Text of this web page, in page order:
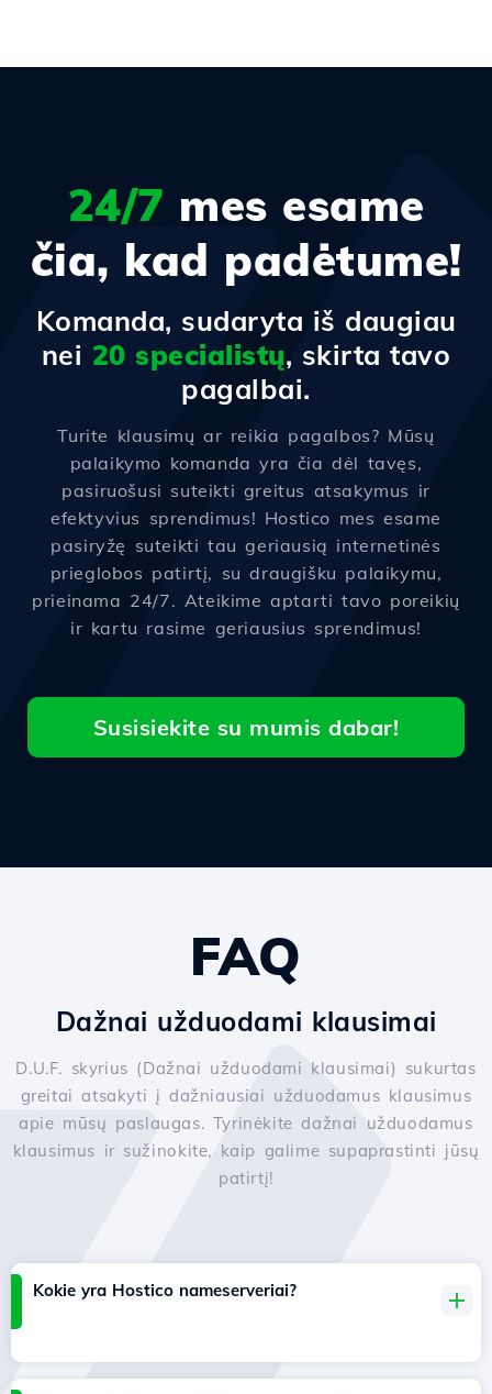
24/7 mes esame
čia, kad padėtume!
Komanda, sudaryta iš daugiau
nei 20 specialistų, skirta tavo
pagalbai.
Turite klausimų ar reikia pagalbos? Mūsų
palaikymo komanda yra čia dėl tavęs,
pasiruošusi suteikti greitus atsakymus ir
efektyvius sprendimus! Hostico mes esame
pasiryžę suteikti tau geriausią internetinės
prieglobos patirtį, su draugišku palaikymu,
prieinama 24/7. Ateikime aptarti tavo poreikių
ir kartu rasime geriausius sprendimus!
Susisiekite su mumis dabar!
FAQ
Dažnai užduodami klausimai
D.U.F. skyrius (Dažnai užduodami klausimai) sukurtas
greitai atsakyti į dažniausiai užduodamus klausimus
apie mūsų paslaugas. Tyrinėkite dažnai užduodamus
klausimus ir sužinokite, kaip galime supaprastinti jūsų
patirtį!
Kokie yra Hostico nameserveriai?